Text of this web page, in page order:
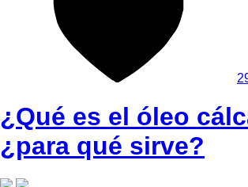
¿Qué es el óleo
¿para qué sirve?